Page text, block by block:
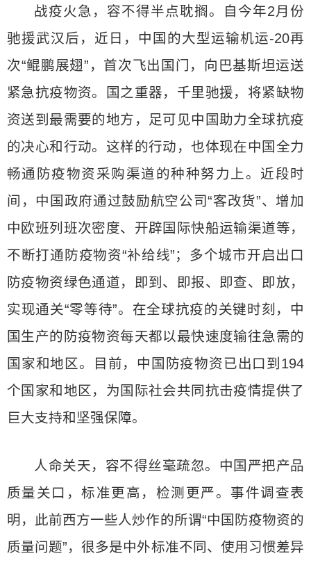
战疫火急，容不得半点耽搁。自今年2月份
驰援武汉后，近日，中国的大型运输机运-20再
次“鲲鹏展翅”，首次飞出国门，向巴基斯坦运送
紧急抗疫物资。国之重器，千里驰援，将紧缺物
资送到最需要的地方，足可见中国助力全球抗疫
的决心和行动。这样的行动，也体现在中国全力
畅通防疫物资采购渠道的种种努力上。近段时
间，中国政府通过鼓励航空公司“客改货”、增加
中欧班列班次密度、开辟国际快船运输渠道等，
不断打通防疫物资“补给线”；多个城市开启出口
防疫物资绿色通道，即到、即报、即查、即放，
实现通关“零等待”。在全球抗疫的关键时刻，中
国生产的防疫物资每天都以最快速度输往急需的
国家和地区。目前，中国防疫物资已出口到194
个国家和地区，为国际社会共同抗击疫情提供了
巨大支持和坚强保障。
人命关天，容不得丝毫疏忽。中国严把产品
质量关口，标准更高，检测更严。事件调查表
明，此前西方一些人炒作的所谓“中国防疫物资的
质量问题”，很多是中外标准不同、使用习惯差异